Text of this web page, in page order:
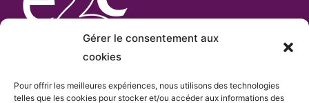
Gérer le consentement aux
cookies
Pour offrir les meilleures expériences, nous utilisons des technologies
telles que les cookies pour stocker et/ou accéder aux informations des
L’E2C Varest «membre actif» duréseau Français